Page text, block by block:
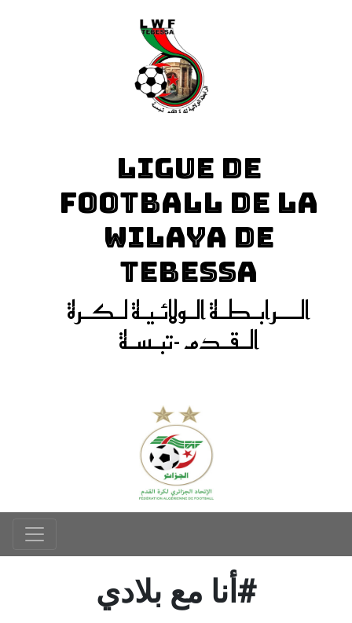
LIGUE DE
FOOTBALL DE LA
WILAYA DE
TEBESSA
الـــرابـطـة الـولائـيـة لـكـرة
الـقـدم -تبـسـة
أنا مع بلادي#